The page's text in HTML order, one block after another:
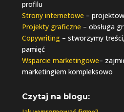
profilu
Strony internetowe –
Projekty graficzne – obsługa
Copywriting– stworzymy
pamięć
Wsparcie marketingowe–
marketingiem kompleksowo
Czytaj na blogu: